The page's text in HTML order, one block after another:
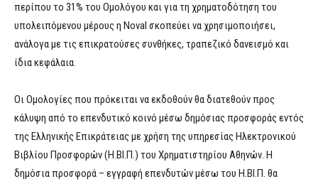
περίπου το 31% του Ομολόγου και για τη χρηματοδότηση του
υπολειπόμενου μέρους η Noval σκοπεύει να χρησιμοποιήσει,
ανάλογα με τις επικρατούσες συνθήκες, τραπεζικό δανεισμό και
ίδια κεφάλαια.
Οι Ομολογίες που πρόκειται να εκδοθούν θα διατεθούν προς
κάλυψη από το επενδυτικό κοινό μέσω δημόσιας προσφοράς εντός
της Ελληνικής Επικράτειας με χρήση της υπηρεσίας Ηλεκτρονικού
Βιβλίου Προσφορών (Η.ΒΙ.Π.) του Χρηματιστηρίου Αθηνών. Η
δημόσια προσφορά – εγγραφή επενδυτών μέσω του Η.ΒΙ.Π. θα